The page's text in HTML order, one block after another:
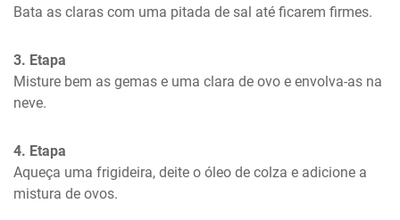
Bata as claras com uma pitada de sal até ficarem firmes.
3. Etapa
Misture bem as gemas e uma clara de ovo e envolva-as na
neve.
4. Etapa
Aqueça uma frigideira, deite o óleo de colza e adicione a
mistura de ovos.